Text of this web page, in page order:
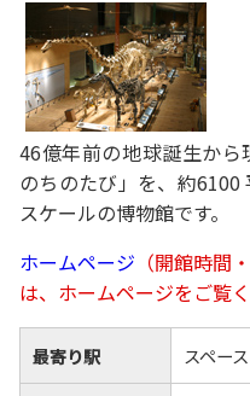
46億年前の地球誕生か
のちのたび」を、約
スケールの博物館です。
ホームページ （開館時間
は、ホームページをご覧く
最寄り駅 スペー